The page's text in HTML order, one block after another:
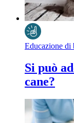
Educazione di
Si può
cane?